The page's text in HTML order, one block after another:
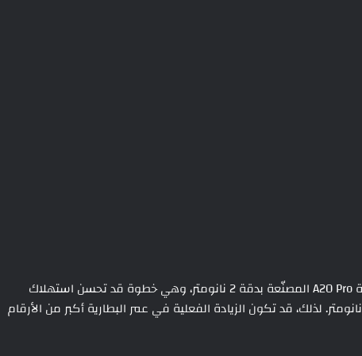
ومن المتوقع أن تأتي هواتف iPhone 18 Pro بشريحة A20 Pro المصنّعة بدقة 2 نانومتر، وهي خطوة قد تحسن استهلاك
الطاقة بشكل ملحوظ مقارنة بجيل A19 Pro بدقة 3 نانومتر. لذلك، قد تكون الزيادة الفعلية في عمر البطارية أكبر من الأرقام